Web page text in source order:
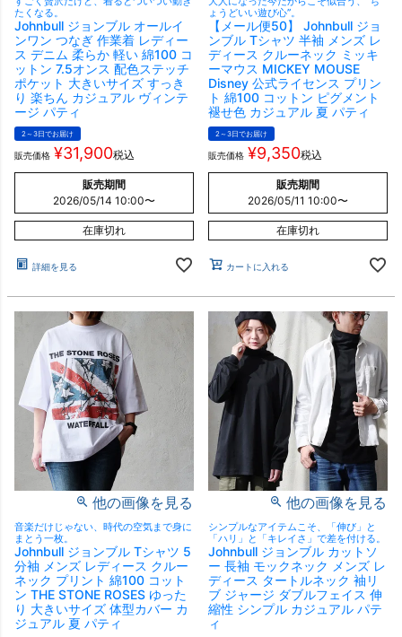
たくなる。
Johnbull ジョンブル オールイ
ンワン つなぎ 作業着 レディー
ス デニム 柔らか 軽い 綿100 コ
ットン 7.5オンス 配色ステッチ
ポケット 大きいサイズ すっき
り 楽ちん カジュアル ヴィンテ
ージ パティ
2～3日でお届け
販売価格 ¥31,900税込
販売期間
2026/05/14 10:00〜
在庫切れ
詳細を見る
ょうどいい遊び心”。
【メール便50】 Johnbull ジョ
ンブル Tシャツ 半袖 メンズ レ
ディース クルーネック ミッキ
ーマウス MICKEY MOUSE
Disney 公式ライセンス プリン
ト 綿100 コットン ピグメント
褪せ色 カジュアル 夏 パティ
2～3日でお届け
販売価格 ¥9,350税込
販売期間
2026/05/11 10:00〜
在庫切れ
カートに入れる
他の画像を見る
音楽だけじゃない、時代の空気まで身に
まとう一枚。
Johnbull ジョンブル Tシャツ 5
分袖 メンズ レディース クルー
ネック プリント 綿100 コット
ン THE STONE ROSES ゆった
り 大きいサイズ 体型カバー カ
ジュアル 夏 パティ
他の画像を見る
シンプルなアイテムこそ、「伸び」と
「ハリ」と「キレイさ」で差を付ける。
Johnbull ジョンブル カットソ
ー 長袖 モックネック メンズ レ
ディース タートルネック 袖リ
ブ ジャージ ダブルフェイス 伸
縮性 シンプル カジュアル パテ
ィ